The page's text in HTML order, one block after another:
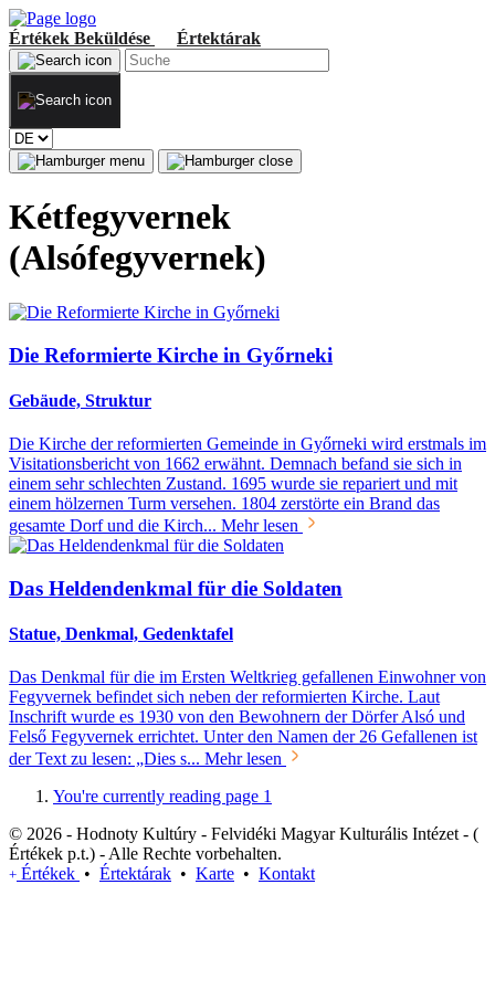
Értékek Beküldése Értektárak
Kétfegyvernek
(Alsófegyvernek)
Die Reformierte Kirche in Győrneki
Gebäude, Struktur
Die Kirche der reformierten Gemeinde in Győrneki wird erstmals im
Visitationsbericht von 1662 erwähnt. Demnach befand sie sich in
einem sehr schlechten Zustand. 1695 wurde sie repariert und mit
einem hölzernen Turm versehen. 1804 zerstörte ein Brand das
gesamte Dorf und die Kirch... Mehr lesen
Das Heldendenkmal für die Soldaten
Statue, Denkmal, Gedenktafel
Das Denkmal für die im Ersten Weltkrieg gefallenen Einwohner von
Fegyvernek befindet sich neben der reformierten Kirche. Laut
Inschrift wurde es 1930 von den Bewohnern der Dörfer Alsó und
Felső Fegyvernek errichtet. Unter den Namen der 26 Gefallenen ist
der Text zu lesen: „Dies s... Mehr lesen
You're currently reading page 1
© 2026 - Hodnoty Kultúry - Felvidéki Magyar Kulturális Intézet - (
Értékek p.t.) - Alle Rechte vorbehalten.
+ Értékek • Értektárak • Karte • Kontakt